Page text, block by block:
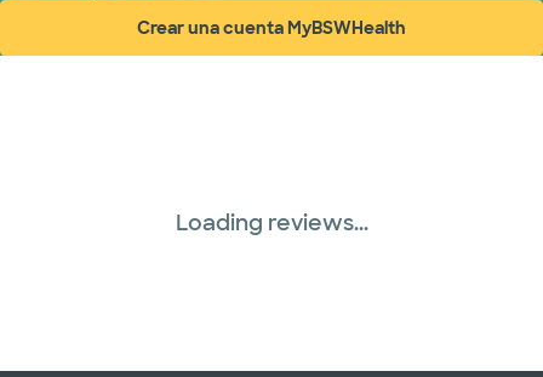
Crear una cuenta MyBSWHealth
(abre en ventana nueva)
Loading reviews...